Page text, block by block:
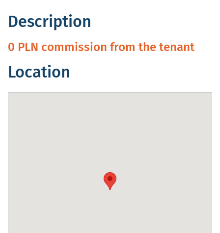
Description
0 PLN commission from the tenant
Location